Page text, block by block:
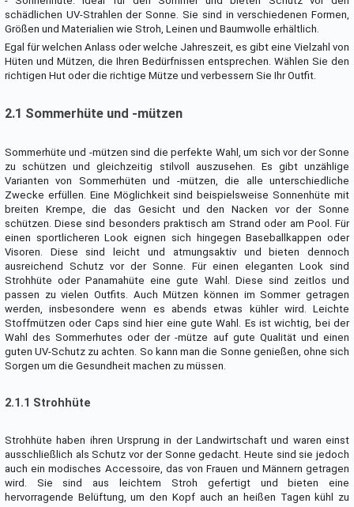
schädlichen UV-Strahlen der Sonne. Sie sind in verschiedenen Formen,
Größen und Materialien wie Stroh, Leinen und Baumwolle erhältlich.
Egal für welchen Anlass oder welche Jahreszeit, es gibt eine Vielzahl von
Hüten und Mützen, die Ihren Bedürfnissen entsprechen. Wählen Sie den
richtigen Hut oder die richtige Mütze und verbessern Sie Ihr Outfit.
2.1 Sommerhüte und -mützen
Sommerhüte und -mützen sind die perfekte Wahl, um sich vor der Sonne
zu schützen und gleichzeitig stilvoll auszusehen. Es gibt unzählige
Varianten von Sommerhüten und -mützen, die alle unterschiedliche
Zwecke erfüllen. Eine Möglichkeit sind beispielsweise Sonnenhüte mit
breiten Krempe, die das Gesicht und den Nacken vor der Sonne
schützen. Diese sind besonders praktisch am Strand oder am Pool. Für
einen sportlicheren Look eignen sich hingegen Baseballkappen oder
Visoren. Diese sind leicht und atmungsaktiv und bieten dennoch
ausreichend Schutz vor der Sonne. Für einen eleganten Look sind
Strohhüte oder Panamahüte eine gute Wahl. Diese sind zeitlos und
passen zu vielen Outfits. Auch Mützen können im Sommer getragen
werden, insbesondere wenn es abends etwas kühler wird. Leichte
Stoffmützen oder Caps sind hier eine gute Wahl. Es ist wichtig, bei der
Wahl des Sommerhutes oder der -mütze auf gute Qualität und einen
guten UV-Schutz zu achten. So kann man die Sonne genießen, ohne sich
Sorgen um die Gesundheit machen zu müssen.
2.1.1 Strohhüte
Strohhüte haben ihren Ursprung in der Landwirtschaft und waren einst
ausschließlich als Schutz vor der Sonne gedacht. Heute sind sie jedoch
auch ein modisches Accessoire, das von Frauen und Männern getragen
wird. Sie sind aus leichtem Stroh gefertigt und bieten eine
hervorragende Belüftung, um den Kopf auch an heißen Tagen kühl zu